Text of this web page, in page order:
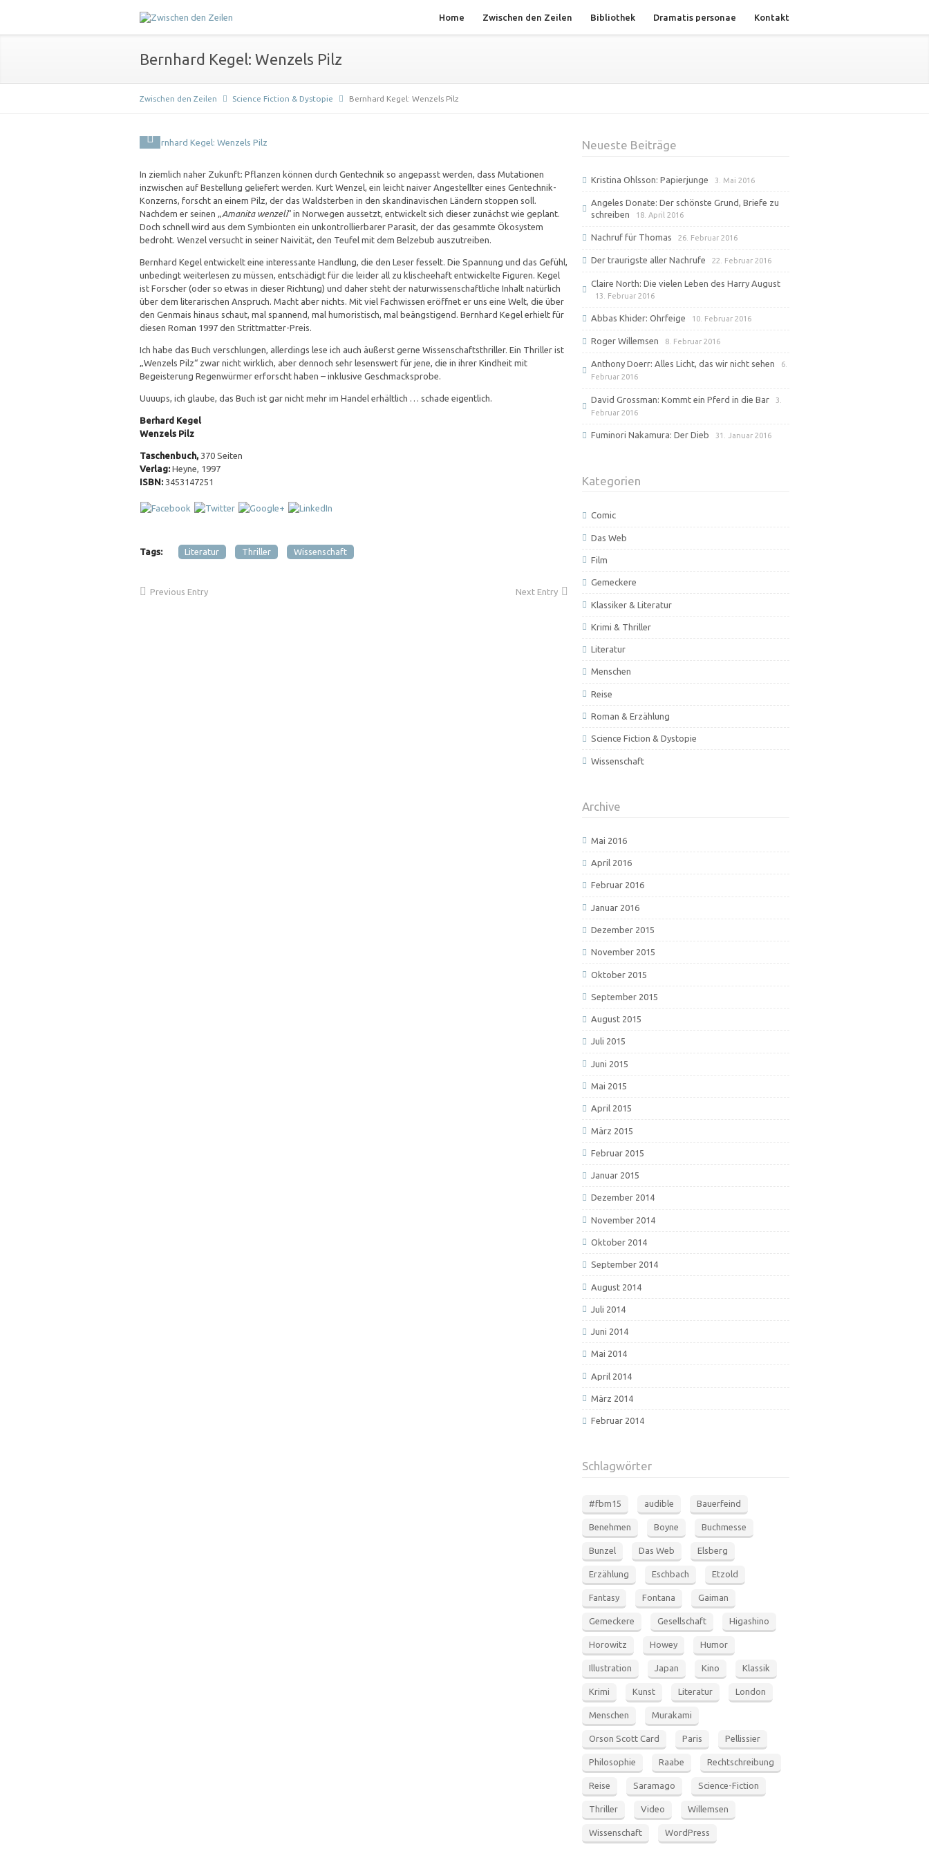
Home Zwischen den Zeilen Bibliothek Dramatis personae Kontakt
Bernhard Kegel: Wenzels Pilz
Zwischen den Zeilen Science Fiction & Dystopie Bernhard Kegel: Wenzels Pilz
In ziemlich naher Zukunft: Pflanzen können durch Gentechnik so angepasst werden, dass Mutationen
inzwischen auf Bestellung geliefert werden. Kurt Wenzel, ein leicht naiver Angestellter eines Gentechnik-
Konzerns, forscht an einem Pilz, der das Waldsterben in den skandinavischen Ländern stoppen soll.
Nachdem er seinen „ Amanita wenzeli“ in Norwegen aussetzt, entwickelt sich dieser zunächst wie geplant.
Doch schnell wird aus dem Symbionten ein unkontrollierbarer Parasit, der das gesammte Ökosystem
bedroht. Wenzel versucht in seiner Naivität, den Teufel mit dem Belzebub auszutreiben.
Bernhard Kegel entwickelt eine interessante Handlung, die den Leser fesselt. Die Spannung und das Gefühl,
unbedingt weiterlesen zu müssen, entschädigt für die leider all zu klischeehaft entwickelte Figuren. Kegel
ist Forscher (oder so etwas in dieser Richtung) und daher steht der naturwissenschaftliche Inhalt natürlich
über dem literarischen Anspruch. Macht aber nichts. Mit viel Fachwissen eröffnet er uns eine Welt, die über
den Genmais hinaus schaut, mal spannend, mal humoristisch, mal beängstigend. Bernhard Kegel erhielt für
diesen Roman 1997 den Strittmatter-Preis.
Ich habe das Buch verschlungen, allerdings lese ich auch äußerst gerne Wissenschaftsthriller. Ein Thriller ist
„Wenzels Pilz“ zwar nicht wirklich, aber dennoch sehr lesenswert für jene, die in ihrer Kindheit mit
Begeisterung Regenwürmer erforscht haben – inklusive Geschmacksprobe.
Uuuups, ich glaube, das Buch ist gar nicht mehr im Handel erhältlich … schade eigentlich.
Berhard Kegel
Wenzels Pilz
Taschenbuch, 370 Seiten
Verlag: Heyne, 1997
ISBN: 3453147251
Tags: Literatur Thriller Wissenschaft
Previous Entry Next Entry
Neueste Beiträge
Kristina Ohlsson: Papierjunge 3. Mai 2016
Angeles Donate: Der schönste Grund, Briefe zu
schreiben
18. April 2016
Nachruf für Thomas 26. Februar 2016
Der traurigste aller Nachrufe 22. Februar 2016
Claire North: Die vielen Leben des Harry August
13. Februar 2016
Abbas Khider: Ohrfeige 10. Februar 2016
Roger Willemsen 8. Februar 2016
Anthony Doerr: Alles Licht, das wir nicht sehen
6.
Februar 2016
David Grossman: Kommt ein Pferd in die Bar
3.
Februar 2016
Fuminori Nakamura: Der Dieb 31. Januar 2016
Kategorien
Comic
Das Web
Film
Gemeckere
Klassiker & Literatur
Krimi & Thriller
Literatur
Menschen
Reise
Roman & Erzählung
Science Fiction & Dystopie
Wissenschaft
Archive
Mai 2016
April 2016
Februar 2016
Januar 2016
Dezember 2015
November 2015
Oktober 2015
September 2015
August 2015
Juli 2015
Juni 2015
Mai 2015
April 2015
März 2015
Februar 2015
Januar 2015
Dezember 2014
November 2014
Oktober 2014
September 2014
August 2014
Juli 2014
Juni 2014
Mai 2014
April 2014
März 2014
Februar 2014
Schlagwörter
#fbm15 audible Bauerfeind
Benehmen Boyne Buchmesse
Bunzel Das Web Elsberg
Erzählung Eschbach Etzold
Fantasy Fontana Gaiman
Gemeckere Gesellschaft Higashino
Horowitz Howey Humor
Illustration Japan Kino Klassik
Krimi Kunst Literatur London
Menschen Murakami
Orson Scott Card Paris Pellissier
Philosophie Raabe Rechtschreibung
Reise Saramago Science-Fiction
Thriller Video Willemsen
Wissenschaft WordPress